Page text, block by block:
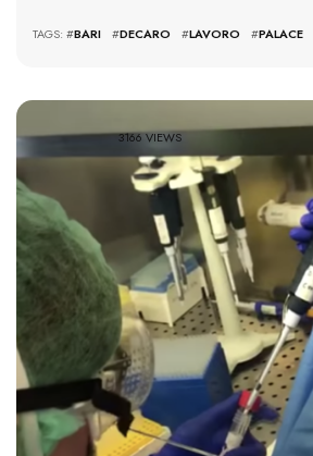
TAGS: #BARI #DECARO #LAVORO #PALACE
3166 VIEWS